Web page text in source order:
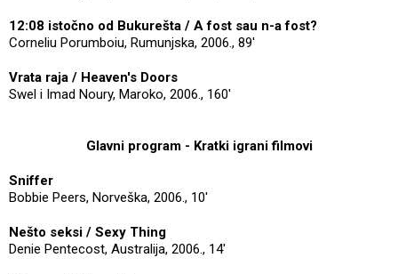
12:08 istočno od Bukurešta / A fost sau n-a fost?
Corneliu Porumboiu, Rumunjska, 2006., 89'
Vrata raja / Heaven's Doors
Swel i Imad Noury, Maroko, 2006., 160'
Glavni program - Kratki igrani filmovi
Sniffer
Bobbie Peers, Norveška, 2006., 10'
Nešto seksi / Sexy Thing
Denie Pentecost, Australija, 2006., 14'